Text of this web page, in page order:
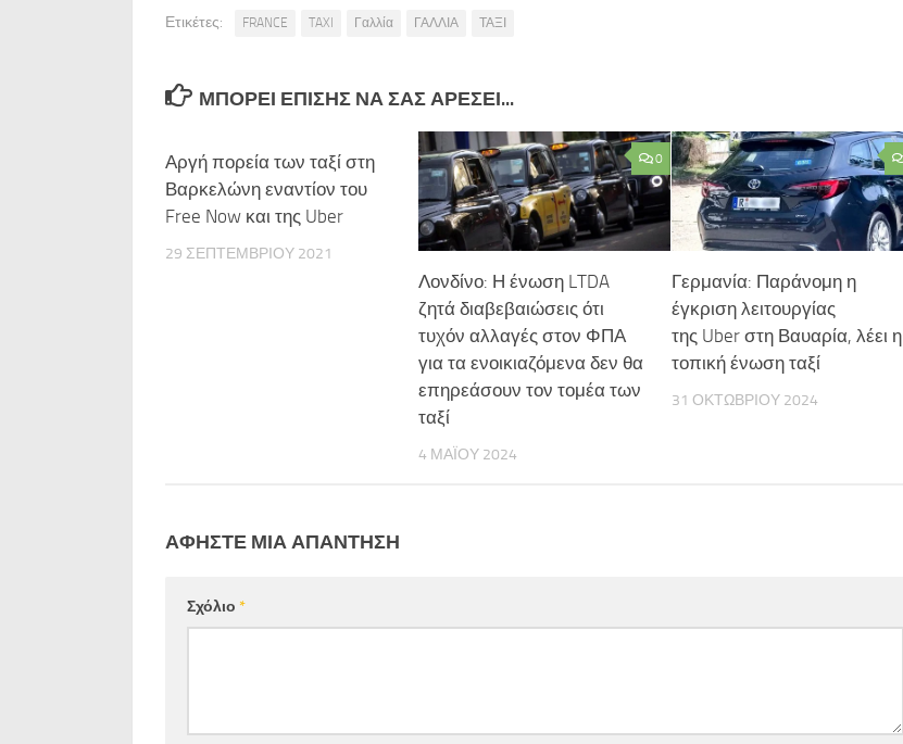
Ετικέτες: FRANCE TAXI Γαλλία ΓΑΛΛΙΑ ΤΑΞΙ
ΜΠΟΡΕΊ ΕΠΊΣΗΣ ΝΑ ΣΑΣ ΑΡΈΣΕΙ...
Αργή πορεία των ταξί στη
Βαρκελώνη εναντίον του
Free Now και της Uber
29 ΣΕΠΤΕΜΒΡΊΟΥ 2021
0
Λονδίνο: Η ένωση LTDA
ζητά διαβεβαιώσεις ότι
τυχόν αλλαγές στον ΦΠΑ
για τα ενοικιαζόμενα δεν θα
επηρεάσουν τον τομέα των
ταξί
4 ΜΑΪ́ΟΥ 2024
Γερμανία: Παράνομη η
έγκριση λειτουργίας
της Uber στη Βαυαρία, λέει η
τοπική ένωση ταξί
31 ΟΚΤΩΒΡΊΟΥ 2024
ΑΦΉΣΤΕ ΜΙΑ ΑΠΆΝΤΗΣΗ
Σχόλιο *